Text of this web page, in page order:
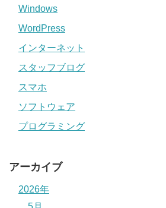
Windows
WordPress
インターネット
スタッフブログ
スマホ
ソフトウェア
プログラミング
アーカイブ
2026年